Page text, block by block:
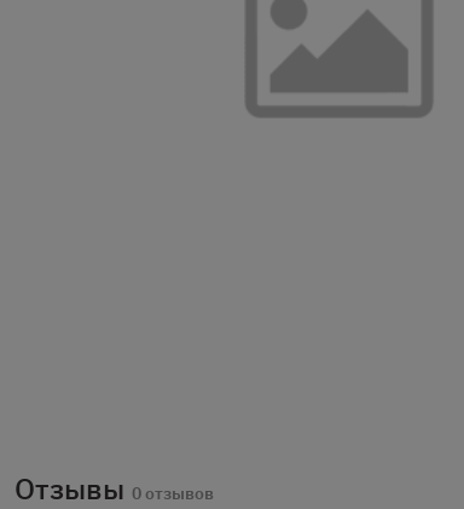
Отзывы 0 отзывов